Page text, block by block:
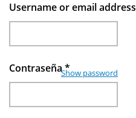
Username or email address
Contraseña*
Show password